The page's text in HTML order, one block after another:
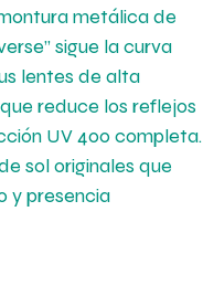
metálica de
sigue la curva
lentes de alta
reduce los reflejos
UV 400 completa.
sol originales que
y presencia